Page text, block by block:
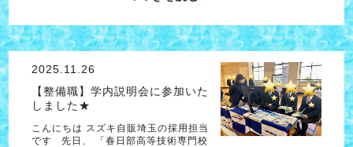
2025.11.26
【整備職】学内説明会に参加いた
しました★
こんにちは スズキ自販埼玉の採用担当
です 先日、 「春日部高等技術専門校